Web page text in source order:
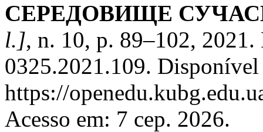
СЕРЕДОВИЩЕ
l.], n. 10, p. 89–102,
0325.2021.109. Disponível
https://
Acesso em: 7 сер. 2026.